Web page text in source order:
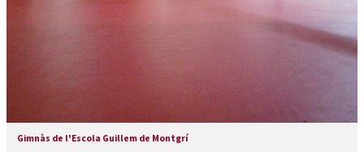
Gimnàs de l'Escola Guillem de Montgrí